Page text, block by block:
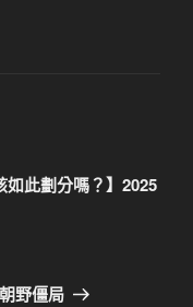
此劃分嗎？】2025
野僵局